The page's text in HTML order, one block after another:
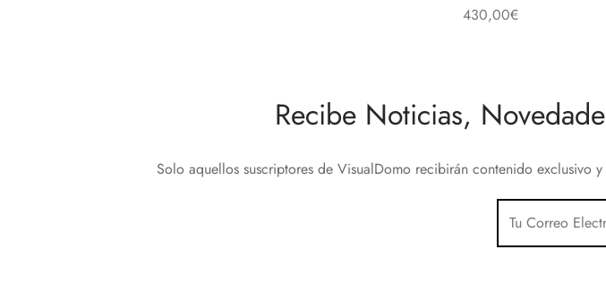
430,00€
Recibe Noticias,
Solo aquellos suscriptores de VisualDomo recibirán contenido exclusivo